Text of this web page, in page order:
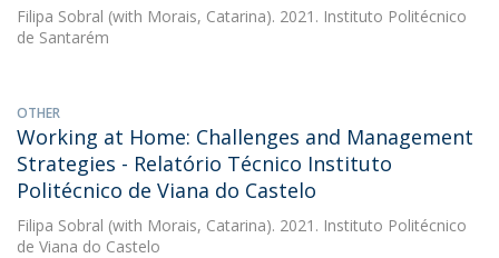
Filipa Sobral (with Morais, Catarina). 2021. Instituto Politécnico
de Santarém
OTHER
Working at Home: Challenges and Management
Strategies - Relatório Técnico Instituto
Politécnico de Viana do Castelo
Filipa Sobral (with Morais, Catarina). 2021. Instituto Politécnico
de Viana do Castelo